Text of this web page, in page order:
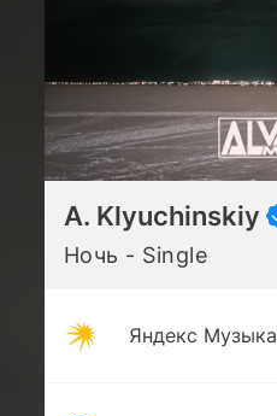
A. Klyuchinskiy
Ночь - Single
Яндекс Музыка